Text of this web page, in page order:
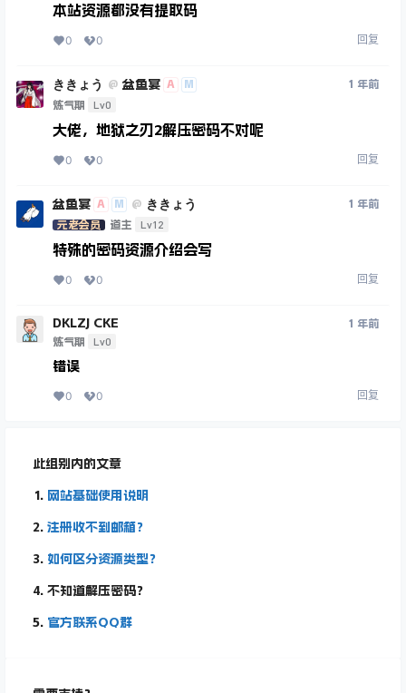
此组别内的文章
网站基础使用说明
注册收不到邮箱？
如何区分资源类型？
不知道解压密码？
官方联系QQ群
本站资源都没有提取码
0 0 回复
ききょう @ 盆鱼宴 A
M
炼气期
Lv0
1 年前
大佬，地狱之刃2解压密码不对呢
0 0 回复
盆鱼宴 A M @ ききょう
元老会员 道主 Lv12
1 年前
特殊的密码资源介绍会写
0 0 回复
DKLZJ CKE
炼气期 Lv0
1 年前
错误
0 0 回复